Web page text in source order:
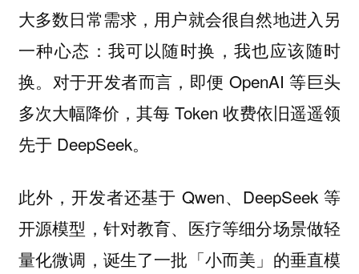
大多数日常需求，用户就会很自然地进入另
一种心态：我可以随时换，我也应该随时
换。对于开发者而言，即便 OpenAI 等巨头
多次大幅降价，其每 Token 收费依旧遥遥领
先于 DeepSeek。
此外，开发者还基于 Qwen、DeepSeek 等
开源模型，针对教育、医疗等细分场景做轻
量化微调，诞生了一批「小而美」的垂直模